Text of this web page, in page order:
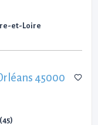
et-Loire
45000